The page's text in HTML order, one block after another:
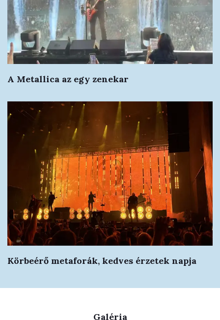
A Metallica az egy zenekar
Körbeérő metaforák, kedves érzetek napja
Galéria